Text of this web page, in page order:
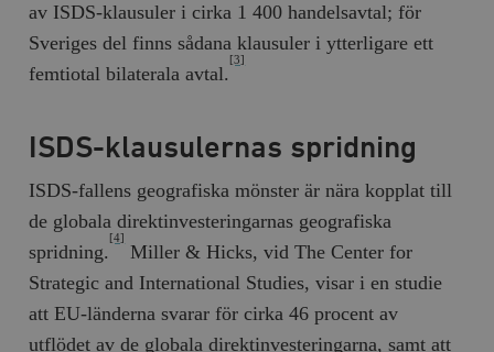
av ISDS-klausuler i cirka 1 400 handelsavtal; för
Sveriges del finns sådana klausuler i ytterligare ett
femtiotal bilaterala avtal.
[3]
ISDS-klausulernas spridning
ISDS-fallens geografiska mönster är nära kopplat till
de globala direktinvesteringarnas geografiska
spridning.
[4]
Miller & Hicks, vid The Center for
Strategic and International Studies, visar i en studie
att EU-länderna svarar för cirka 46 procent av
utflödet av de globala direktinvesteringarna, samt att